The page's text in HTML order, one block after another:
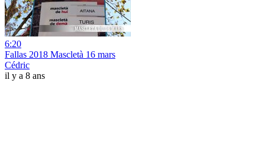
6:20
Fallas 2018 Mascletà 16 mars
Cédric
il y a 8 ans